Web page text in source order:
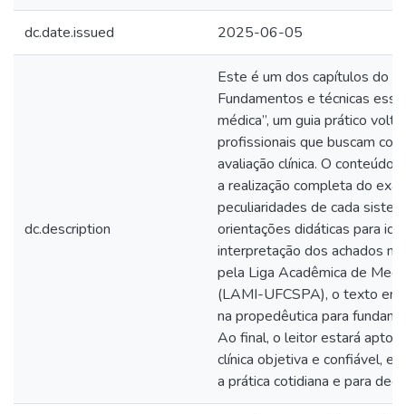
dc.date.issued 2025-06-05
dc.description
Este é um dos capítulos do
Fundamentos e técnicas
médica”, um guia prático
profissionais que buscam
avaliação clínica. O conteúdo
a realização completa do
peculiaridades de cada
orientações didáticas para
interpretação dos achados
pela Liga Acadêmica de
(LAMI-UFCSPA), o texto
na propedêutica para
Ao final, o leitor estará apto a
clínica objetiva e confiável,
a prática cotidiana e para